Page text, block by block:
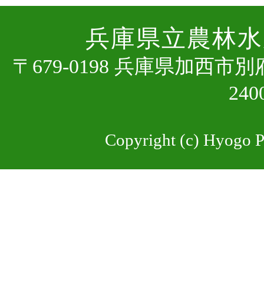
兵庫県⽴農林
〒679-0198 兵庫県加⻄市
Copyright (c) Hyogo